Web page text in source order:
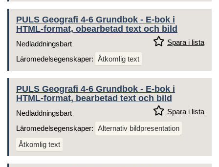
PULS Geografi 4-6 Grundbok - E-bok i
HTML-format, obearbetad text och bild
Spara i lista
Nedladdningsbart
Läromedelsegenskaper: Åtkomlig text
PULS Geografi 4-6 Grundbok - E-bok i
HTML-format, bearbetad text och bild
Spara i lista
Nedladdningsbart
Läromedelsegenskaper: Alternativ bildpresentation
Åtkomlig text